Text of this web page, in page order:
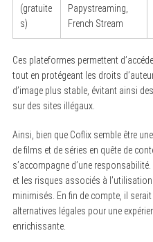
(gratuite
s)
Papystreaming,
French Stream
Ces plateformes permettent
tout en protégeant les droits
d’image plus stable, évitant ainsi
sur des sites illégaux.
Ainsi, bien que Coflix semble être
de films et de séries en quête de
s’accompagne d’une
et les risques associés à
minimisés. En fin de compte, il
alternatives légales pour une
enrichissante.